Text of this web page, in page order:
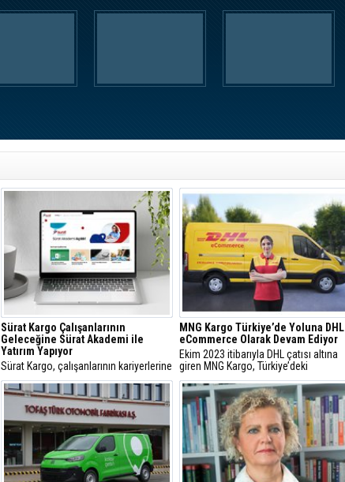
Sürat Kargo Çalışanlarının
Geleceğine Sürat Akademi ile
Yatırım Yapıyor
Sürat Kargo, çalışanlarının kariyerlerine
katkıda bulunmak üzere Sürat
Akademi Platformu’nu kurdu.
Çalışanlar, 7/24 web veya cepten
öğrenime kolayca erişebiliyor.
MNG Kargo Türkiye’de Yoluna DHL
eCommerce Olarak Devam Ediyor
Ekim 2023 itibarıyla DHL çatısı altına
giren MNG Kargo, Türkiye’deki
faaliyetlerini artık DHL eCommerce
markasıyla sürdürecek.